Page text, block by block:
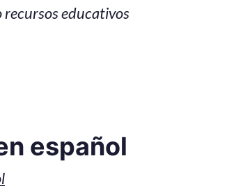
educativos
español